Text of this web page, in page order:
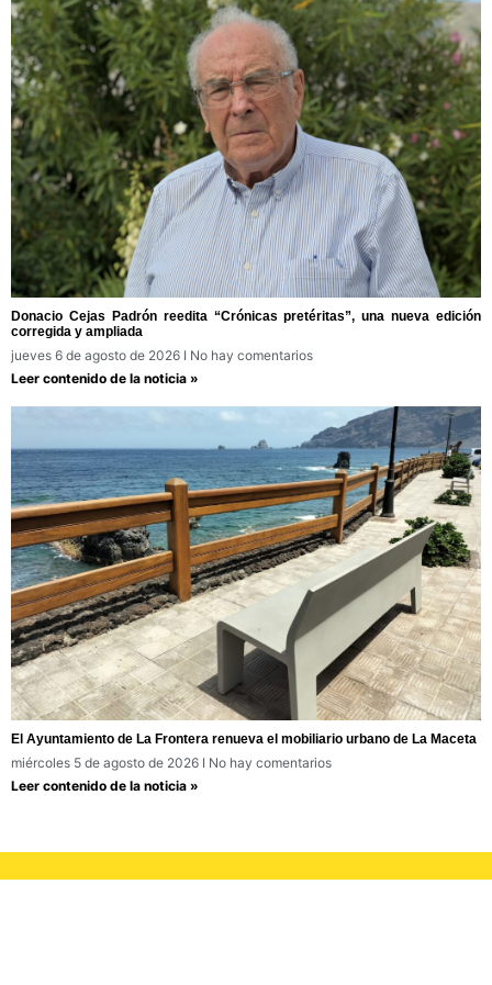
Donacio Cejas Padrón reedita “Crónicas pretéritas”, una nueva edición
corregida y ampliada
jueves 6 de agosto de 2026
No hay comentarios
Leer contenido de la noticia »
El Ayuntamiento de La Frontera renueva el mobiliario urbano de La Maceta
miércoles 5 de agosto de 2026
No hay comentarios
Leer contenido de la noticia »